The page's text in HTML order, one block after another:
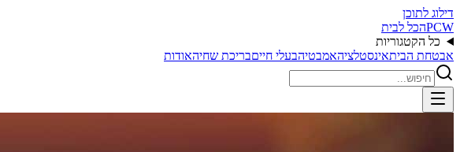
דילוג לתוכן
PCWהכל לבית
כל הקטגוריות
אבטחת הביתאינסטלציהאמבטיהבעלי חייםבריכת שחיהאודות